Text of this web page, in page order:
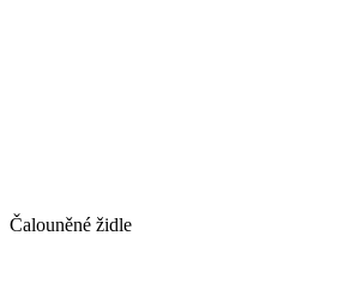
Čalouněné židle